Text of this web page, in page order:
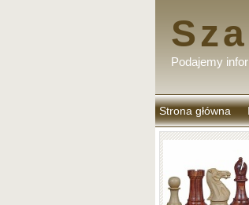
Podajemy
Strona główna